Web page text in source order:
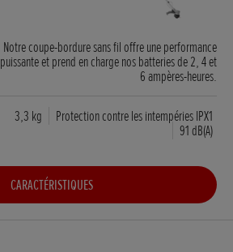
Notre coupe-bordure sans fil offre une performance
puissante et prend en charge nos batteries de 2, 4 et
6 ampères-heures.
3,3 kg
Protection contre les intempéries IPX1
91 dB(A)
CARACTÉRISTIQUES